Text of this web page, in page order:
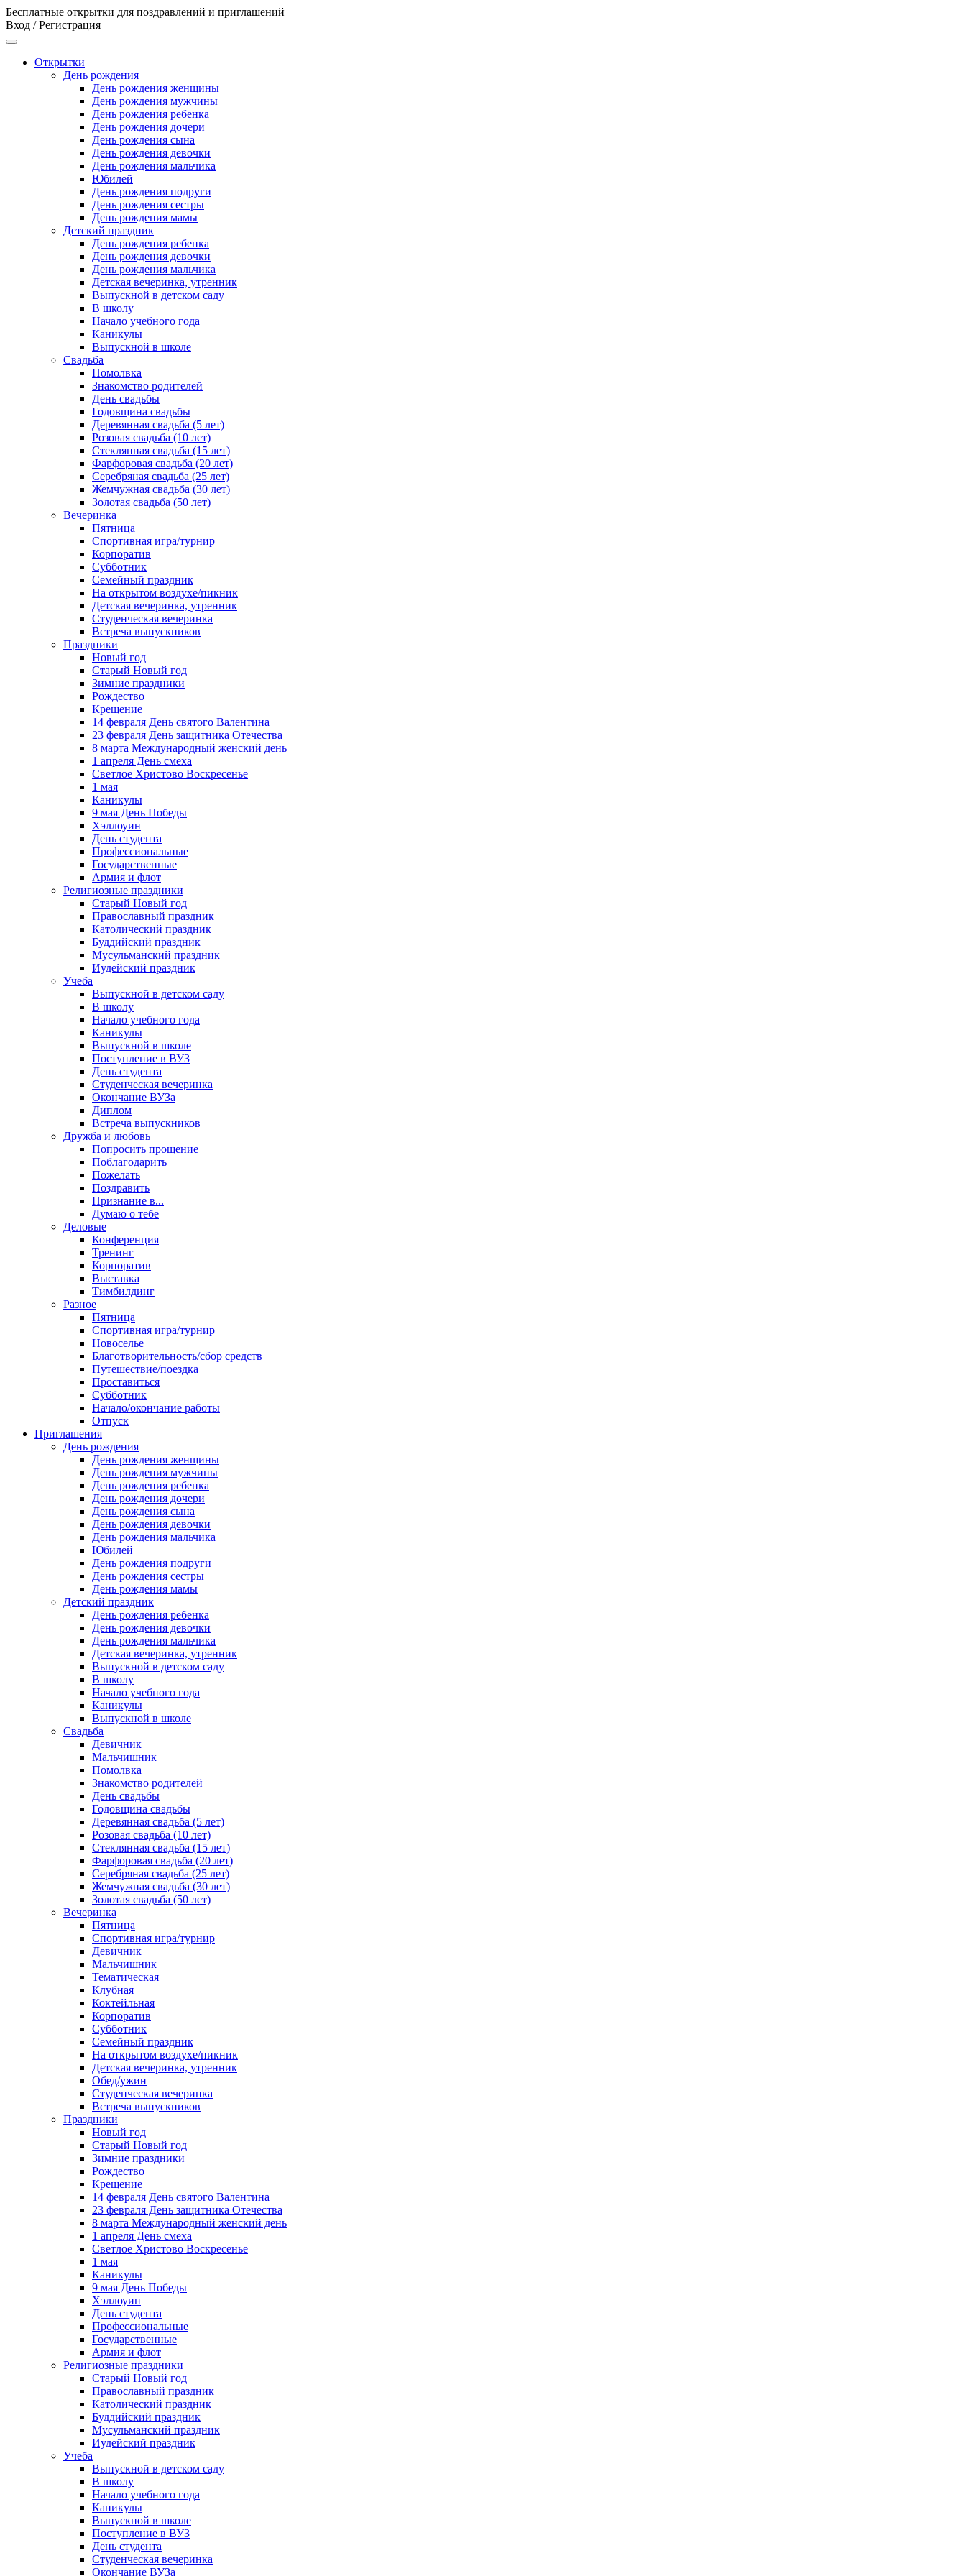
Бесплатные открытки для поздравлений и приглашений
Вход / Регистрация
Открытки
День рождения
День рождения женщины
День рождения мужчины
День рождения ребенка
День рождения дочери
День рождения сына
День рождения девочки
День рождения мальчика
Юбилей
День рождения подруги
День рождения сестры
День рождения мамы
Детский праздник
День рождения ребенка
День рождения девочки
День рождения мальчика
Детская вечеринка, утренник
Выпускной в детском саду
В школу
Начало учебного года
Каникулы
Выпускной в школе
Свадьба
Помолвка
Знакомство родителей
День свадьбы
Годовщина свадьбы
Деревянная свадьба (5 лет)
Розовая свадьба (10 лет)
Стеклянная свадьба (15 лет)
Фарфоровая свадьба (20 лет)
Серебряная свадьба (25 лет)
Жемчужная свадьба (30 лет)
Золотая свадьба (50 лет)
Вечеринка
Пятница
Спортивная игра/турнир
Корпоратив
Субботник
Семейный праздник
На открытом воздухе/пикник
Детская вечеринка, утренник
Студенческая вечеринка
Встреча выпускников
Праздники
Новый год
Старый Новый год
Зимние праздники
Рождество
Крещение
14 февраля День святого Валентина
23 февраля День защитника Отечества
8 марта Международный женский день
1 апреля День смеха
Светлое Христово Воскресенье
1 мая
Каникулы
9 мая День Победы
Хэллоуин
День студента
Профессиональные
Государственные
Армия и флот
Религиозные праздники
Старый Новый год
Православный праздник
Католический праздник
Буддийский праздник
Мусульманский праздник
Иудейский праздник
Учеба
Выпускной в детском саду
В школу
Начало учебного года
Каникулы
Выпускной в школе
Поступление в ВУЗ
День студента
Студенческая вечеринка
Окончание ВУЗа
Диплом
Встреча выпускников
Дружба и любовь
Попросить прощение
Поблагодарить
Пожелать
Поздравить
Признание в...
Думаю о тебе
Деловые
Конференция
Тренинг
Корпоратив
Выставка
Тимбилдинг
Разное
Пятница
Спортивная игра/турнир
Новоселье
Благотворительность/сбор средств
Путешествие/поездка
Проставиться
Субботник
Начало/окончание работы
Отпуск
Приглашения
День рождения
День рождения женщины
День рождения мужчины
День рождения ребенка
День рождения дочери
День рождения сына
День рождения девочки
День рождения мальчика
Юбилей
День рождения подруги
День рождения сестры
День рождения мамы
Детский праздник
День рождения ребенка
День рождения девочки
День рождения мальчика
Детская вечеринка, утренник
Выпускной в детском саду
В школу
Начало учебного года
Каникулы
Выпускной в школе
Свадьба
Девичник
Мальчишник
Помолвка
Знакомство родителей
День свадьбы
Годовщина свадьбы
Деревянная свадьба (5 лет)
Розовая свадьба (10 лет)
Стеклянная свадьба (15 лет)
Фарфоровая свадьба (20 лет)
Серебряная свадьба (25 лет)
Жемчужная свадьба (30 лет)
Золотая свадьба (50 лет)
Вечеринка
Пятница
Спортивная игра/турнир
Девичник
Мальчишник
Тематическая
Клубная
Коктейльная
Корпоратив
Субботник
Семейный праздник
На открытом воздухе/пикник
Детская вечеринка, утренник
Обед/ужин
Студенческая вечеринка
Встреча выпускников
Праздники
Новый год
Старый Новый год
Зимние праздники
Рождество
Крещение
14 февраля День святого Валентина
23 февраля День защитника Отечества
8 марта Международный женский день
1 апреля День смеха
Светлое Христово Воскресенье
1 мая
Каникулы
9 мая День Победы
Хэллоуин
День студента
Профессиональные
Государственные
Армия и флот
Религиозные праздники
Старый Новый год
Православный праздник
Католический праздник
Буддийский праздник
Мусульманский праздник
Иудейский праздник
Учеба
Выпускной в детском саду
В школу
Начало учебного года
Каникулы
Выпускной в школе
Поступление в ВУЗ
День студента
Студенческая вечеринка
Окончание ВУЗа